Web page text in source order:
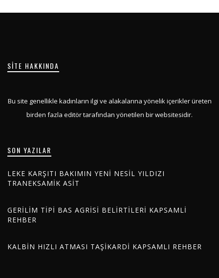
SITE HAKKINDA
Bu site genellikle kadınların ilgi ve alakalarına yönelik içerikler üreten
birden fazla editör tarafından yönetilen bir websitesidir.
SON YAZILAR
LEKE KARŞITI BAKIMIN YENI NESIL YILDIZI
TRANEKSAMIK ASIT
GERILIM TIPI BAS AGRISI BELIRTILERI KAPSAMLI
REHBER
KALBIN HIZLI ATMASI TAŞIKARDI KAPSAMLI REHBER